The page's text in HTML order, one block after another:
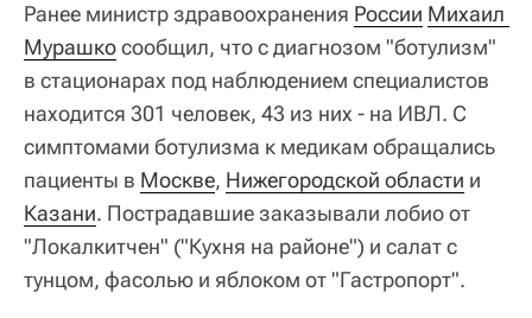
Ранее министр здравоохранения России Михаил
Мурашкосообщил, что с диагнозом "ботулизм"
в стационарах под наблюдением специалистов
находится 301 человек, 43 из них - на ИВЛ. С
симптомами ботулизма к медикам обращались
пациенты в Москве, Нижегородской области и
Казани. Пострадавшие заказывали лобио от
"Локалкитчен" ("Кухня на районе") и салат с
тунцом, фасолью и яблоком от "Гастропорт".